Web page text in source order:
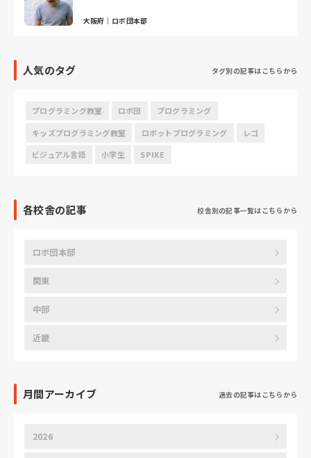
大阪府｜ロボ団本部
人気のタグ タグ別の記事はこちらから
プログラミング教室 ロボ団
プログラミング
キッズプログラミング教室
ロボットプログラミング
レゴ
ビジュアル言語
小学生 SPIKE
各校舎の記事 校舎別の記事一覧はこちらから
ロボ団本部
関東
中部
近畿
月間アーカイブ 過去の記事はこちらから
2026